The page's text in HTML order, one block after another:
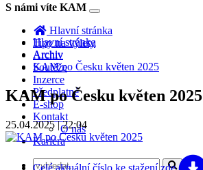
S námi víte KAM
Toggle
navigation
Hlavní stránka
Tipy na výlety
Archiv
Soutěže
Inzerce
Předplatné
E-shop
Kontakt
O nás
Kariéra
Hlavní stránka
Archiv
KAM po Česku květen 2025
KAM po Česku květen 2025
25.04.2025 | 22:04
Celé aktuální číslo ke stažení zde